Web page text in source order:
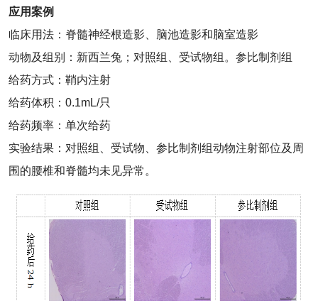
应用案例
临床用法：脊髓神经根造影、脑池造影和脑室造影
动物及组别：新西兰兔；对照组、受试物组。参比制剂组
给药方式：鞘内注射
给药体积：0.1mL/只
给药频率：单次给药
实验结果：对照组、受试物、参比制剂组动物注射部位及周
围的腰椎和脊髓均未见异常。